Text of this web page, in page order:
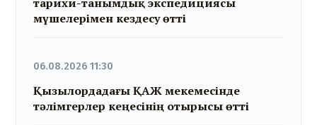
мүшелерімен кездесу өтті
06.08.2026 11:30
Қызылордадағы ҚАЖ мекемесінде
тәлімгерлер кеңесінің отырысы өтті